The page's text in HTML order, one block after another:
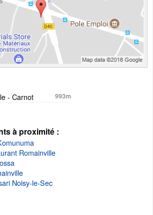
- Carnot 993m
à proximité :
Romainville
Noisy-le-Sec